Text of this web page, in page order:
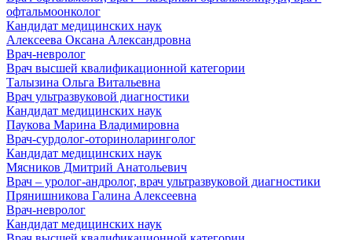
офтальмоонколог
Кандидат медицинских наук
Алексеева Оксана Александровна
Врач-невролог
Врач высшей квалификационной категории
Талызина Ольга Витальевна
Врач ультразвуковой диагностики
Кандидат медицинских наук
Паукова Марина Владимировна
Врач-сурдолог-оториноларинголог
Кандидат медицинских наук
Мясников Дмитрий Анатольевич
Врач – уролог-андролог, врач ультразвуковой диагностики
Прянишникова Галина Алексеевна
Врач-невролог
Кандидат медицинских наук